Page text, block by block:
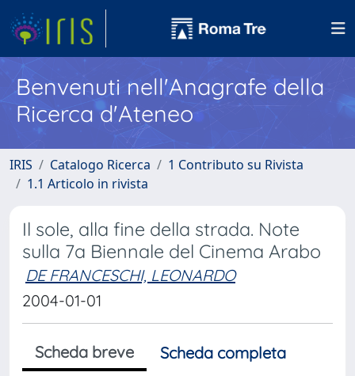
Benvenuti nell'Anagrafe della
Ricerca d'Ateneo
IRIS Catalogo Ricerca
1 Contributo su Rivista
1.1 Articolo in rivista
Il sole, alla fine della strada. Note
sulla 7a Biennale del Cinema Arabo
DE FRANCESCHI, LEONARDO
2004-01-01
Scheda breve
Scheda completa